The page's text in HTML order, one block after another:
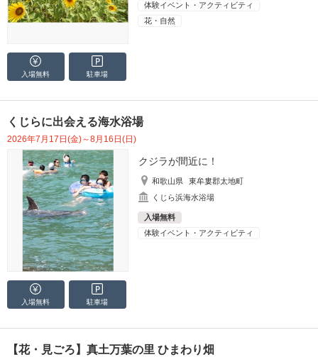
体験イベント・アクティビティ
花・自然
入場無料 駐車場
くじらに出会える海水浴場
2026年7月17日(金)～8月16日(日)
クジラが間近に！
和歌山県
東牟婁郡太地町
くじら浜海水浴場
入場無料
体験イベント・アクティビティ
入場無料 駐車場
【花・見ごろ】真土万葉の里 ひまわり畑